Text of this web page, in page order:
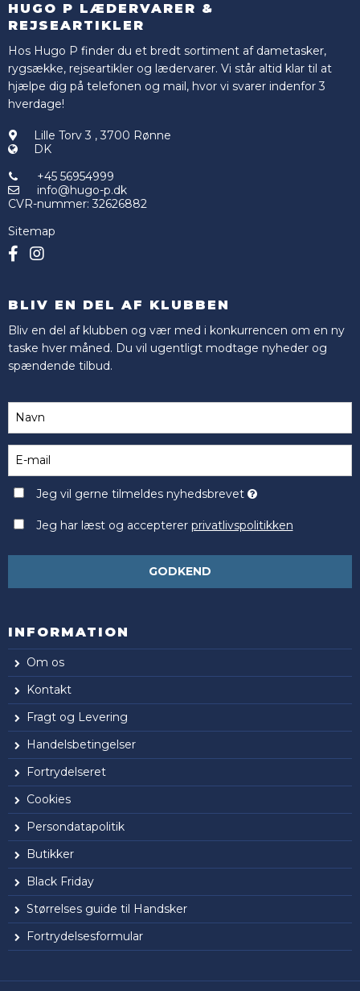
HUGO P LÆDERVARER &
REJSEARTIKLER
Hos Hugo P finder du et bredt sortiment af dametasker,
rygsække, rejseartikler og lædervarer. Vi står altid klar til at
hjælpe dig på telefonen og mail, hvor vi svarer indenfor 3
hverdage!
Lille Torv 3 ,3700 Rønne
DK
+45 56954999
info@hugo-p.dk
CVR-nummer: 32626882
Sitemap
BLIV EN DEL AF KLUBBEN
Bliv en del af klubben og vær med i konkurrencen om en ny
taske hver måned. Du vil ugentligt modtage nyheder og
spændende tilbud.
Jeg vil gerne tilmeldes nyhedsbrevet
Jeg har læst og accepterer privatlivspolitikken
GODKEND
INFORMATION
Om os
Kontakt
Fragt og Levering
Handelsbetingelser
Fortrydelseret
Cookies
Persondatapolitik
Butikker
Black Friday
Størrelses guide til Handsker
Fortrydelsesformular